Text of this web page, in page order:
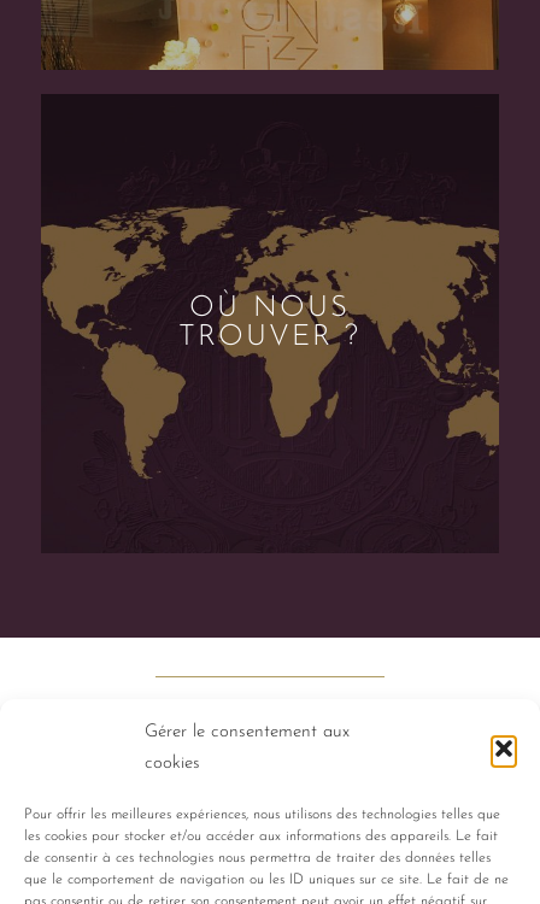
Gérer le consentement aux
cookies
Pour offrir les meilleures expériences, nous utilisons des technologies telles que
les cookies pour stocker et/ou accéder aux informations des appareils. Le fait
de consentir à ces technologies nous permettra de traiter des données telles
que le comportement de navigation ou les ID uniques sur ce site. Le fait de ne
OÙ NOUS
TROUVER ?
PERFUMES HISTORY TALENTS